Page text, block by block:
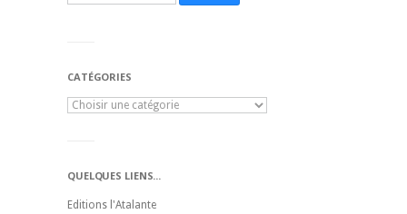
CATÉGORIES
QUELQUES LIENS...
Editions l'Atalante